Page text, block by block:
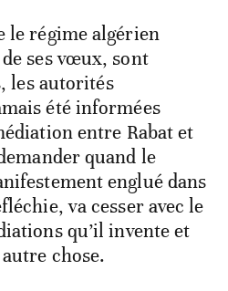
le régime algérien
ses vœux, sont
les autorités
été informées
entre Rabat et
quand le
englué dans
va cesser avec le
qu’il invente et
chose.